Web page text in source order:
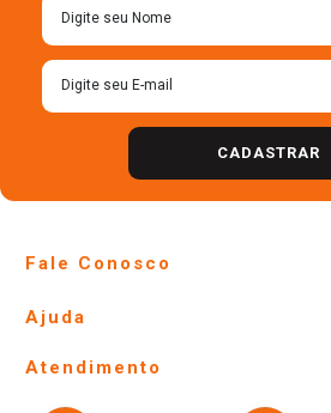
CADASTRAR
Fale Conosco
Lojas Físicas e Horários
Ofertas
Ajuda
Atendimento